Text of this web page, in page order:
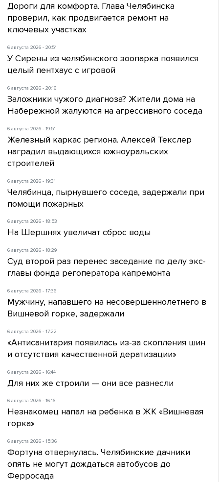
Дороги для комфорта. Глава Челябинска
проверил, как продвигается ремонт на
ключевых участках
6 августа 2026 - 20:51
У Сирены из челябинского зоопарка появился
целый пентхаус с игровой
6 августа 2026 - 20:16
Заложники чужого диагноза? Жители дома на
Набережной жалуются на агрессивного соседа
6 августа 2026 - 19:51
Железный каркас региона. Алексей Текслер
наградил выдающихся южноуральских
строителей
6 августа 2026 - 19:31
Челябинца, пырнувшего соседа, задержали при
помощи пожарных
6 августа 2026 - 18:53
На Шершнях увеличат сброс воды
6 августа 2026 - 18:29
Суд второй раз перенес заседание по делу экс-
главы фонда регоператора капремонта
6 августа 2026 - 17:36
Мужчину, напавшего на несовершеннолетнего в
Вишневой горке, задержали
6 августа 2026 - 17:22
«Антисанитария появилась из-за скопления шин
и отсутствия качественной дератизации»
6 августа 2026 - 16:44
Для них же строили — они все разнесли
6 августа 2026 - 16:16
Незнакомец напал на ребенка в ЖК «Вишневая
горка»
6 августа 2026 - 15:36
Фортуна отвернулась. Челябинские дачники
опять не могут дождаться автобусов до
Ферросада